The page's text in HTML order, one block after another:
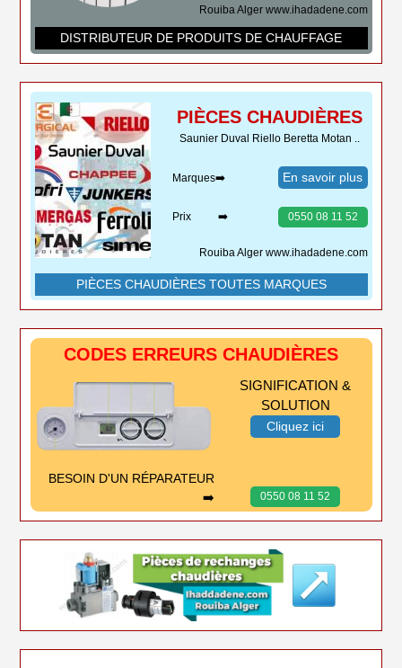
Rouiba Alger www.ihadadene.com
DISTRIBUTEUR DE PRODUITS DE CHAUFFAGE
PIÈCES CHAUDIÈRES
Saunier Duval Riello Beretta Motan ..
Marques➡️ En savoir plus
Prix ➡️ 0550 08 11 52
Rouiba Alger www.ihadadene.com
PIÈCES CHAUDIÈRES TOUTES MARQUES
CODES ERREURS CHAUDIÈRES
SIGNIFICATION &
SOLUTION
Cliquez ici
0550 08 11 52
BESOIN D'UN RÉPARATEUR
➡️